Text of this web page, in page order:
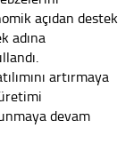
açıdan destek
adına
artırmaya
devam